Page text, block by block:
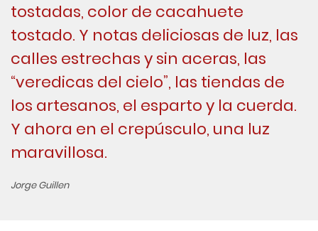
tostadas, color de cacahuete
tostado. Y notas deliciosas de luz, las
calles estrechas y sin aceras, las
“veredicas del cielo”, las tiendas de
los artesanos, el esparto y la cuerda.
Y ahora en el crepúsculo, una luz
maravillosa.
Jorge Guillen